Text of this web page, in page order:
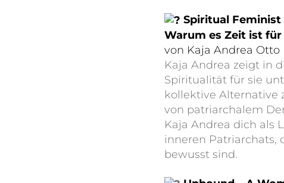
Spiritual Feminist
Warum es Zeit ist
von Kaja Andrea Otto
Kaja Andrea zeigt in
Spiritualität für sie
kollektive Alternative
von patriarchalem
Kaja Andrea dich als
inneren Patriarchats,
bewusst sind.